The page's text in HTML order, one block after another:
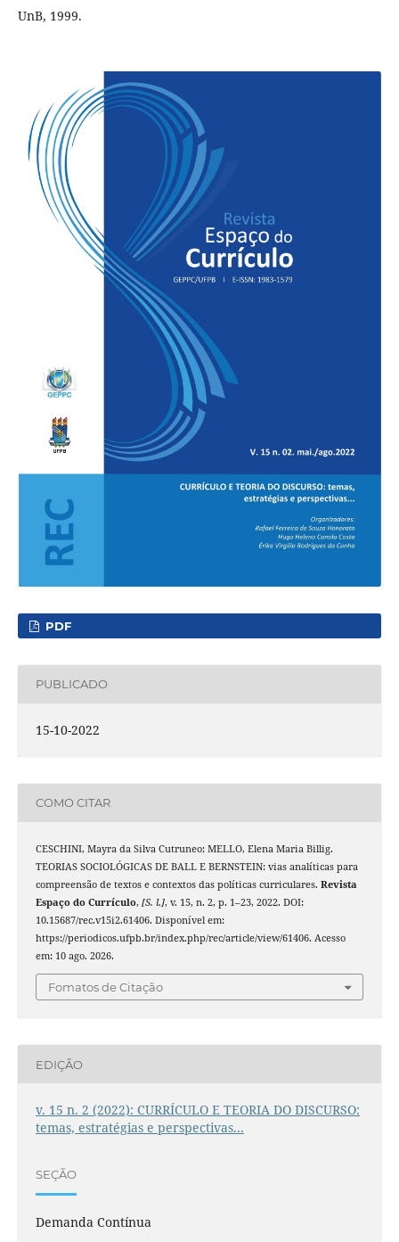
UnB, 1999.
PDF
PUBLICADO
15-10-2022
COMO CITAR
CESCHINI, Mayra da Silva Cutruneo; MELLO, Elena Maria Billig.
TEORIAS SOCIOLÓGICAS DE BALL E BERNSTEIN: vias analíticas para
compreensão de textos e contextos das políticas curriculares. Revista
Espaço do Currículo, [S. l.], v. 15, n. 2, p. 1–23, 2022. DOI:
10.15687/rec.v15i2.61406. Disponível em:
https://periodicos.ufpb.br/index.php/rec/article/view/61406. Acesso
em: 10 ago. 2026.
Fomatos de Citação
EDIÇÃO
v. 15 n. 2 (2022): CURRÍCULO E TEORIA DO DISCURSO:
temas, estratégias e perspectivas...
SEÇÃO
Demanda Contínua